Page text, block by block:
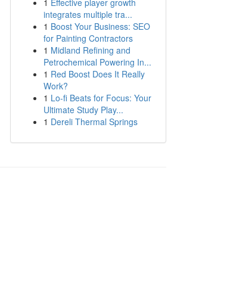
1 Effective player growth
integrates multiple tra...
1 Boost Your Business: SEO
for Painting Contractors
1 Midland Refining and
Petrochemical Powering In...
1 Red Boost Does It Really
Work?
1 Lo-fi Beats for Focus: Your
Ultimate Study Play...
1 Dereli Thermal Springs